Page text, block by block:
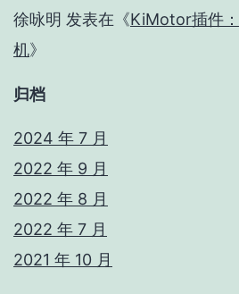
徐咏明 发表在《KiMotor插件
机》
归档
2024 年 7 月
2022 年 9 月
2022 年 8 月
2022 年 7 月
2021 年 10 月